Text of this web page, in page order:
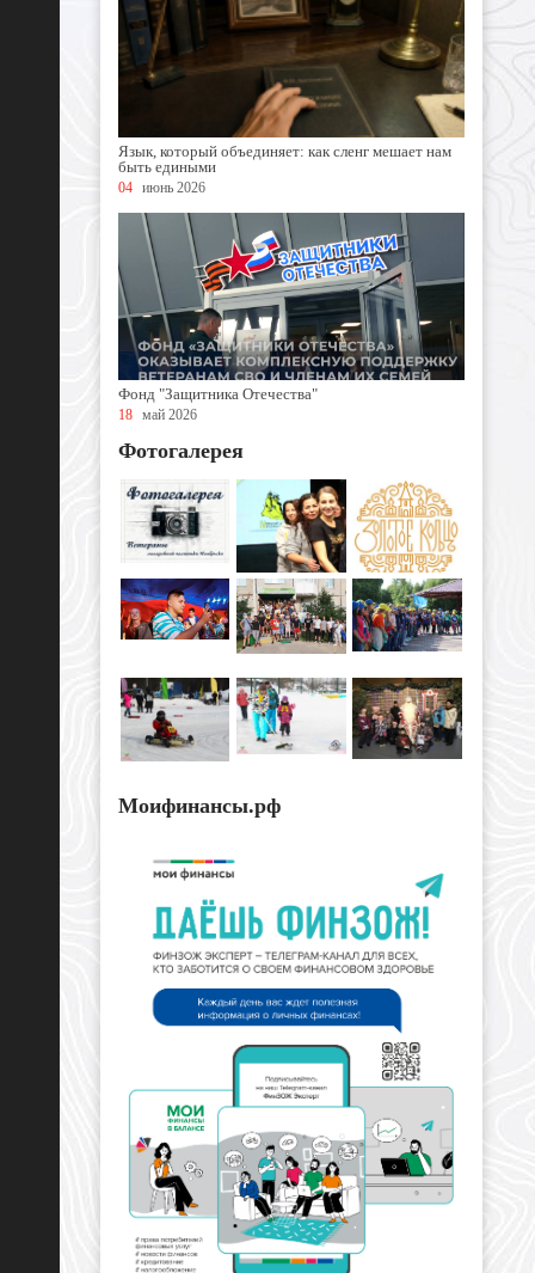
Язык, который объединяет: как сленг мешает нам
быть едиными
04 июнь 2026
Фонд "Защитника Отечества"
18 май 2026
Фотогалерея
Моифинансы.рф